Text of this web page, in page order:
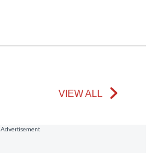
VIEW ALL
Advertisement